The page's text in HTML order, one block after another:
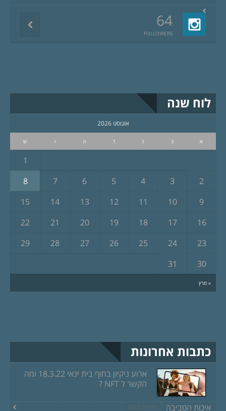
64
FOLLOWERS
לוח שנה
אוגוסט 2026
א ב ג ד ה ו ש
« מרץ
1
2
3
4
5
6
7
8
9
10
11
12
13
14
15
16
17
18
19
20
21
22
23
24
25
26
27
28
29
30
31
כתבות אחרונות
ארוע ניקיון בחוף בית ינאי 18.3.22 ומה
הקשר ל NFT ?
איכות הסביבה מרץ 8, 2022